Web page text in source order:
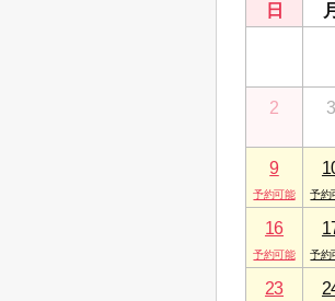
日 月
2 3
9
16
23